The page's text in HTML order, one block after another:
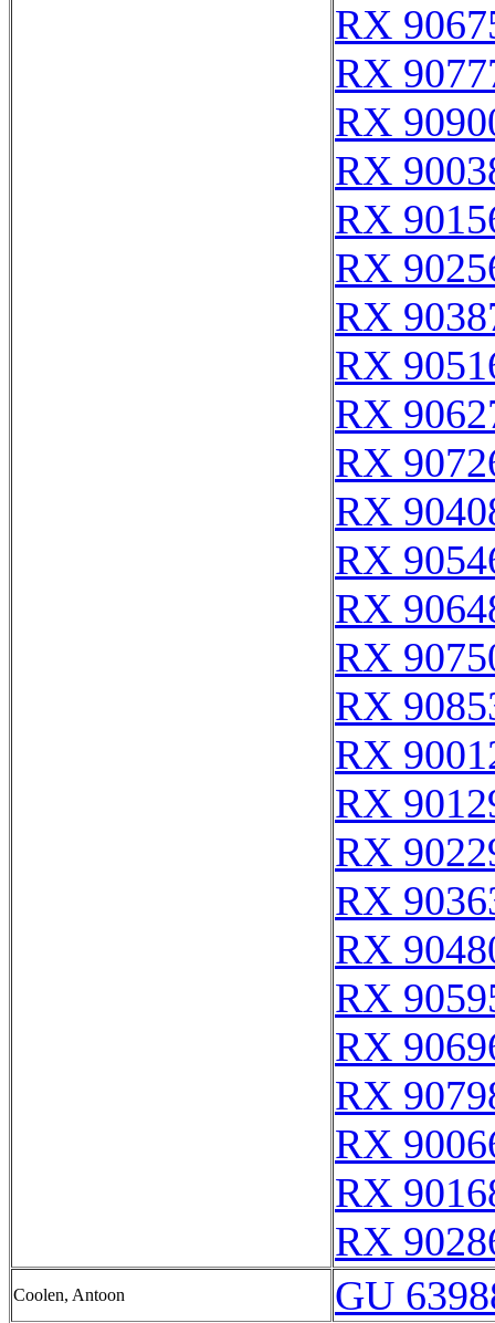
RX
RX
RX
RX
RX
RX
RX
RX
RX
RX
RX
RX
RX
RX
RX
RX
RX
RX
RX
RX
RX
RX
RX
RX
RX
RX
Coolen, Antoon GU